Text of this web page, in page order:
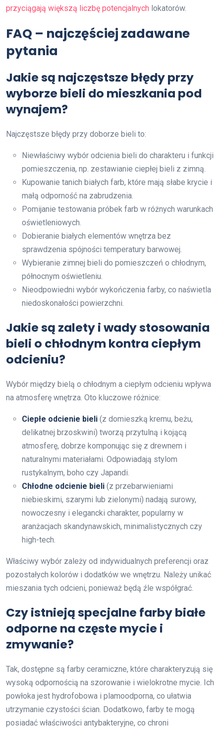
przyciągają większą liczbę potencjalnych lokatorów.
FAQ – najczęściej zadawane
pytania
Jakie są najczęstsze błędy przy
wyborze bieli do mieszkania pod
wynajem?
Najczęstsze błędy przy doborze bieli to:
Niewłaściwy wybór odcienia bieli do charakteru i funkcji
pomieszczenia, np. zestawianie ciepłej bieli z zimną.
Kupowanie tanich białych farb, które mają słabe krycie i
małą odporność na zabrudzenia.
Pomijanie testowania próbek farb w różnych warunkach
oświetleniowych.
Dobieranie białych elementów wnętrza bez
sprawdzenia spójności temperatury barwowej.
Wybieranie zimnej bieli do pomieszczeń o chłodnym,
północnym oświetleniu.
Nieodpowiedni wybór wykończenia farby, co naświetla
niedoskonałości powierzchni.
Jakie są zalety i wady stosowania
bieli o chłodnym kontra ciepłym
odcieniu?
Wybór między bielą o chłodnym a ciepłym odcieniu wpływa
na atmosferę wnętrza. Oto kluczowe różnice:
Ciepłe odcienie bieli (z domieszką kremu, beżu,
delikatnej brzoskwini) tworzą przytulną i kojącą
atmosferę, dobrze komponując się z drewnem i
naturalnymi materiałami. Odpowiadają stylom
rustykalnym, boho czy Japandi.
Chłodne odcienie bieli (z przebarwieniami
niebieskimi, szarymi lub zielonymi) nadają surowy,
nowoczesny i elegancki charakter, popularny w
aranżacjach skandynawskich, minimalistycznych czy
high-tech.
Właściwy wybór zależy od indywidualnych preferencji oraz
pozostałych kolorów i dodatków we wnętrzu. Należy unikać
mieszania tych odcieni, ponieważ będą źle współgrać.
Czy istnieją specjalne farby białe
odporne na częste mycie i
zmywanie?
Tak, dostępne są farby ceramiczne, które charakteryzują się
wysoką odpornością na szorowanie i wielokrotne mycie. Ich
powłoka jest hydrofobowa i plamoodporna, co ułatwia
utrzymanie czystości ścian. Dodatkowo, farby te mogą
posiadać właściwości antybakteryjne, co chroni